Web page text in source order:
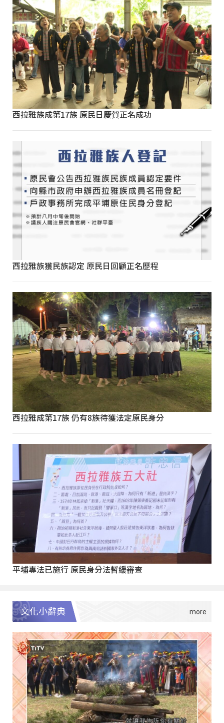
西拉雅族成第17族 原民日慶賀正名成功
西拉雅族獲民族認定 原民日回顧正名歷程
西拉雅成第17族 仍有8族待獲法定原民身分
平埔專法已施行 原民身分法暫緩審查
文化小辭典